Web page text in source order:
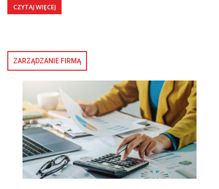
CZYTAJ WIĘCEJ
ZARZĄDZANIE FIRMĄ